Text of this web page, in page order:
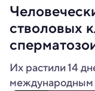
стволовых
Их растили 14
международным